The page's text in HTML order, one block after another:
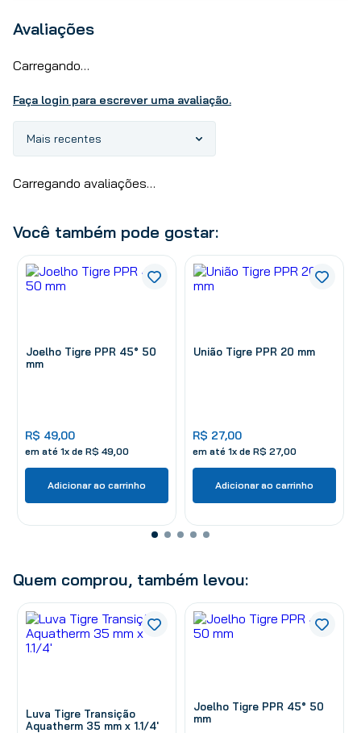
Avaliações
Carregando…
Faça login para escrever uma avaliação.
Mais recentes
Carregando avaliações…
Você também pode gostar:
Joelho Tigre PPR 45° 50
mm
R$ 49,00
em até 1x de R$ 49 00
Adicionar ao carrinho
União Tigre PPR 20 mm
R$ 27,00
em até 1x de R$ 27 00
Adicionar ao carrinho
Quem comprou, também levou:
Luva Tigre Transição
Aquatherm 35 mm x 1.1/4'
Joelho Tigre PPR 45° 50
mm